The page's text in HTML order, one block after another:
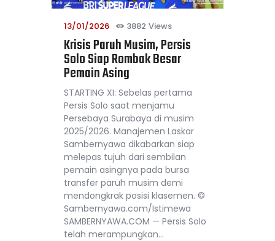
13/01/2026 3882 Views
Krisis Paruh Musim, Persis
Solo Siap Rombak Besar
Pemain Asing
STARTING XI: Sebelas pertama
Persis Solo saat menjamu
Persebaya Surabaya di musim
2025/2026. Manajemen Laskar
Sambernyawa dikabarkan siap
melepas tujuh dari sembilan
pemain asingnya pada bursa
transfer paruh musim demi
mendongkrak posisi klasemen. ©
Sambernyawa.com/Istimewa
SAMBERNYAWA.COM — Persis Solo
telah merampungkan…